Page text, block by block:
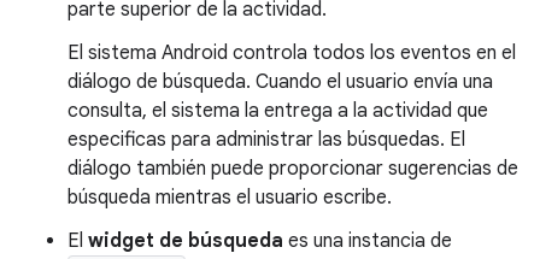
parte superior de la actividad.
El sistema Android controla todos los eventos en el
diálogo de búsqueda. Cuando el usuario envía una
consulta, el sistema la entrega a la actividad que
especificas para administrar las búsquedas. El
diálogo también puede proporcionar sugerencias de
búsqueda mientras el usuario escribe.
El widget de búsqueda es una instancia de